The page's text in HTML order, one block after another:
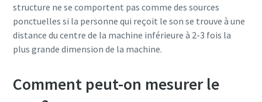
structure ne se comportent pas comme des sources
ponctuelles si la personne qui reçoit le son se trouve à une
distance du centre de la machine inférieure à 2-3 fois la
plus grande dimension de la machine.
Comment peut-on mesurer le